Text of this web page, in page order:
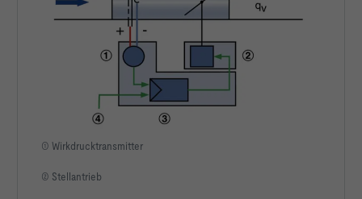
① Wirkdrucktransmitter
② Stellantrieb